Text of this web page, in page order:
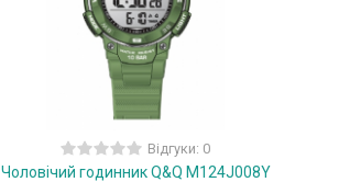
Відгуки: 0
Чоловічий годинник Q&Q M124J008Y